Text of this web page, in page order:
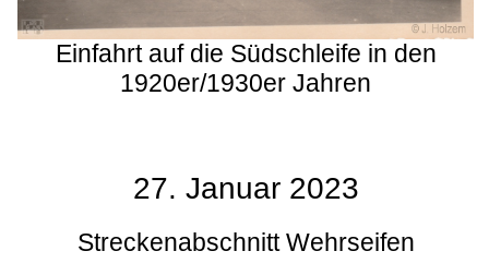
Einfahrt auf die Südschleife in den
1920er/1930er Jahren
27. Januar 2023
Streckenabschnitt Wehrseifen